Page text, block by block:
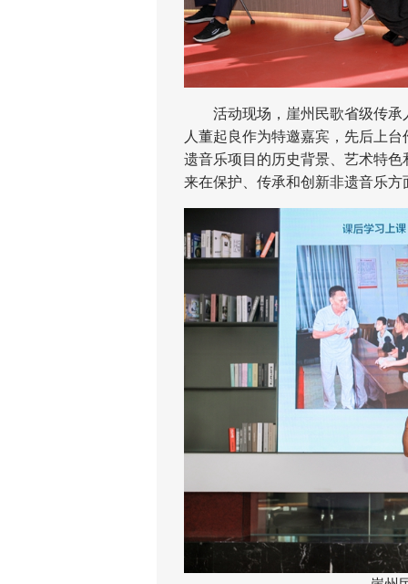
活动现场，崖州民歌省级传承
人董起良作为特邀嘉宾，先后上
遗音乐项目的历史背景、艺术特
来在保护、传承和创新非遗音乐方